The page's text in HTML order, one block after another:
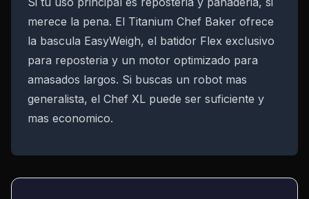
merece la pena. El Titanium Chef Baker ofrece
la bascula EasyWeigh, el batidor Flex exclusivo
para reposteria y un motor optimizado para
amasados largos. Si buscas un robot mas
generalista, el Chef XL puede ser suficiente y
mas economico.